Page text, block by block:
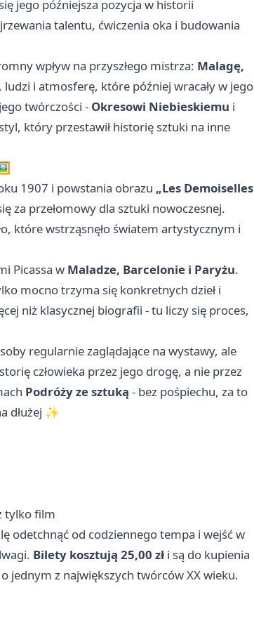
jego późniejsza pozycja w historii
talentu, ćwiczenia oka i budowania
wpływ na przyszłego mistrza: Malagę,
ludzi i atmosferę, które później wracały w jego
twórczości - Okresowi Niebieskiemu i
który przestawił historię sztuki na inne
1907 i powstania obrazu „Les Demoiselles
za przełomowy dla sztuki nowoczesnej.
które wstrząsnęło światem artystycznym i
Picassa w Maladze, Barcelonie i Paryżu.
mocno trzyma się konkretnych dzieł i
niż klasycznej biografii - tu liczy się proces,
regularnie zaglądające na wystawy, ale
człowieka przez jego drogę, a nie przez
Podróży ze sztuką - bez pośpiechu, za to
dłużej ✨
tylko film
odetchnąć od codziennego tempa i wejść w
Bilety kosztują 25,00 zł i są do kupienia
jednym z największych twórców XX wieku.